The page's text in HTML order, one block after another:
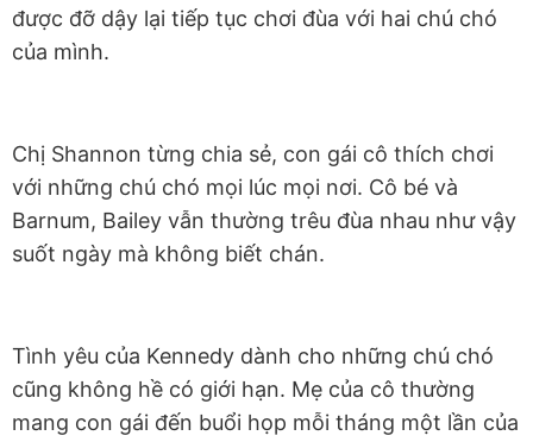
được đỡ dậy lại tiếp tục chơi đùa với hai chú chó
của mình.
Chị Shannon từng chia sẻ, con gái cô thích chơi
với những chú chó mọi lúc mọi nơi. Cô bé và
Barnum, Bailey vẫn thường trêu đùa nhau như vậy
suốt ngày mà không biết chán.
Tình yêu của Kennedy dành cho những chú chó
cũng không hề có giới hạn. Mẹ của cô thường
mang con gái đến buổi họp mỗi tháng một lần của